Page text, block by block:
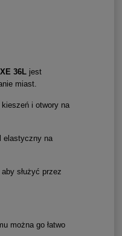
36Ljest
miast.
i otwory na
elastyczny na
służyć przez
można go łatwo